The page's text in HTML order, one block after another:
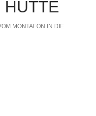
HÜTTE
MONTAFON IN DIE